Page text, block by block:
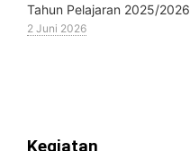
Tahun Pelajaran 2025/2026
2 Juni 2026
Kegiatan